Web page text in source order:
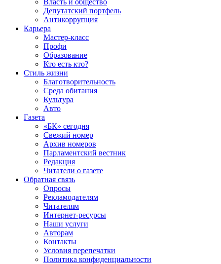
Власть и общество
Депутатский портфель
Антикоррупция
Карьера
Мастер-класс
Профи
Образование
Кто есть кто?
Стиль жизни
Благотворительность
Среда обитания
Культура
Авто
Газета
«БК» сегодня
Свежий номер
Архив номеров
Парламентский вестник
Редакция
Читатели о газете
Обратная связь
Опросы
Рекламодателям
Читателям
Интернет-ресурсы
Наши услуги
Авторам
Контакты
Условия перепечатки
Политика конфиденциальности